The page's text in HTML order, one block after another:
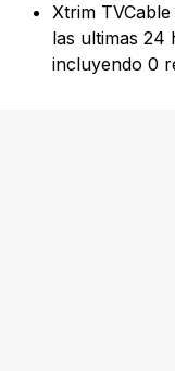
Xtrim
las ultimas 24
incluyendo 0